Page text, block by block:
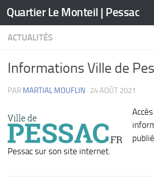
Skip to content
Quartier Le Monteil | Pessac
ACTUALITÉS
Informations Ville de
PAR MARTIAL MOUFLIN · 24 AOÛT 2021
Pessac sur son site internet.